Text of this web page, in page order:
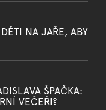
NA JAŘE, ABY
ŠPAČKA:
VEČEŘI?